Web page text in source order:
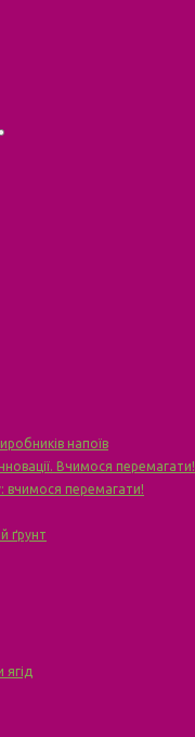
напоїв
Вчимося перемагати!
вчимося перемагати!
ґрунт
ягід